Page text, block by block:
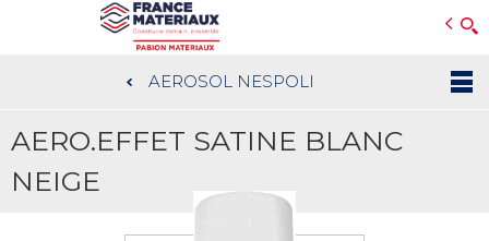
contenu
AEROSOL NESPOLI
AERO.EFFET SATINE BLANC
NEIGE